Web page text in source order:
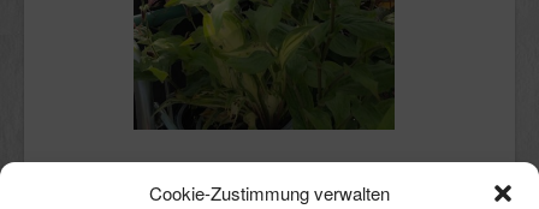
Cookie-Zustimmung verwalten